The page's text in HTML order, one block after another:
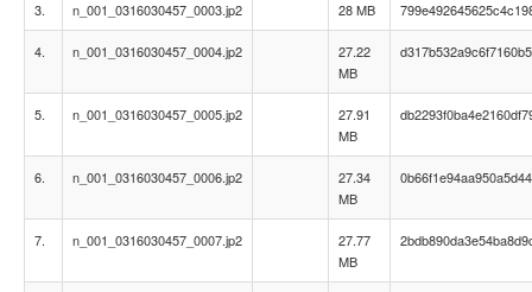
3. n_001_0316030457_0003.jp2 28 MB
4. n_001_0316030457_0004.jp2
27.22
MB
5. n_001_0316030457_0005.jp2
27.91
MB
6. n_001_0316030457_0006.jp2
27.34
MB
7. n_001_0316030457_0007.jp2
27.77
MB